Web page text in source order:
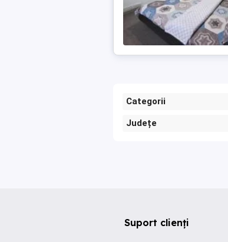
Categorii
Județe
Suport clienți